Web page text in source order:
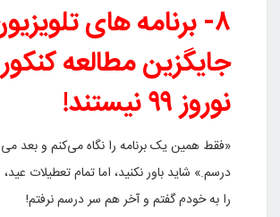
۸- برنامه های
جایگزین مطالعه
نوروز ۹۹ نیستند!
«فقط همین یک برنامه را نگاه می‌کنم و بعد
درسم.» شاید باور نکنید، اما تمام تعطیلات
را به خودم گفتم و آخر هم سر درسم نرفتم!